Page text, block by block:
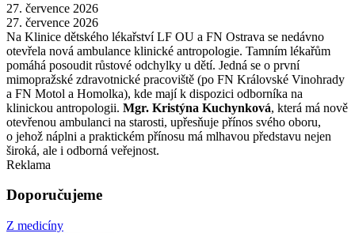
27. července 2026
27. července 2026
Na Klinice dětského lékařství LF OU a FN Ostrava se nedávno
otevřela nová ambulance klinické antropologie. Tamním lékařům
pomáhá posoudit růstové odchylky u dětí. Jedná se o první
mimopražské zdravotnické pracoviště (po FN Královské Vinohrady
a FN Motol a Homolka), kde mají k dispozici odborníka na
klinickou antropologii. Mgr. Kristýna Kuchynková, která má nově
otevřenou ambulanci na starosti, upřesňuje přínos svého oboru,
o jehož náplni a praktickém přínosu má mlhavou představu nejen
široká, ale i odborná veřejnost.
Reklama
Doporučujeme
Z medicíny